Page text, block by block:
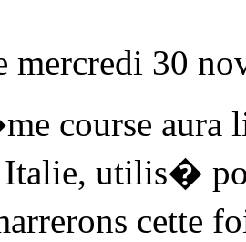
mercredi 30
course aura
Italie, utilis�
cette